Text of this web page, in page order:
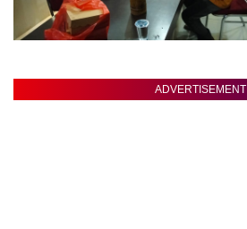
ADVERTISEMENT